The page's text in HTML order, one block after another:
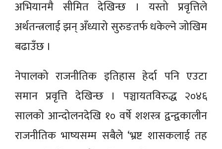
अभियानमै सीमित देखिन्छ । यस्तो प्रवृत्तिले
अर्थतन्त्रलाई झन् अँध्यारो सुरुङतर्फ धकेल्ने जोखिम
बढाउँछ ।
नेपालको राजनीतिक इतिहास हेर्दा पनि एउटा
समान प्रवृत्ति देखिन्छ । पञ्चायतविरुद्ध २०४६
सालको आन्दोलनदेखि १० वर्षे शशस्त्र द्वन्द्वकालीन
राजनीतिक भाष्यसम्म सबैले ‘भ्रष्ट शासकलाई तह